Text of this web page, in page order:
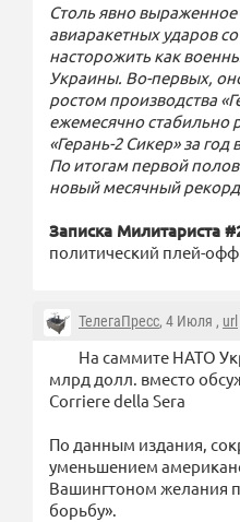
Столь явно
авиаракетных ударов
насторожить как
Украины. Во-первых,
ростом производства
ежемесячно стабильно
«Герань-2 Сикер» за
По итогам первой
новый месячный
Записка Милитариста
политический плей-
ТелегаПресс, 4 Июля , url
На саммите НАТО
млрд долл. вместо
Corriere della Sera
По данным издания,
уменьшением
Вашингтоном желания
борьбу».